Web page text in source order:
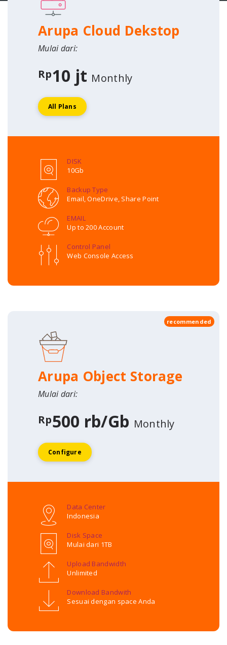
Arupa Cloud Dekstop
Mulai dari:
Rp10 jt Monthly
All Plans
DISK
10Gb
Backup Type
Email, OneDrive, Share Point
EMAIL
Up to 200 Account
Control Panel
Web Console Access
recommended
Arupa Object Storage
Mulai dari:
Rp500 rb/Gb Monthly
Configure
Data Center
Indonesia
Disk Space
Mulai dari 1TB
Upload Bandwidth
Unlimited
Download Bandwith
Sesuai dengan space Anda